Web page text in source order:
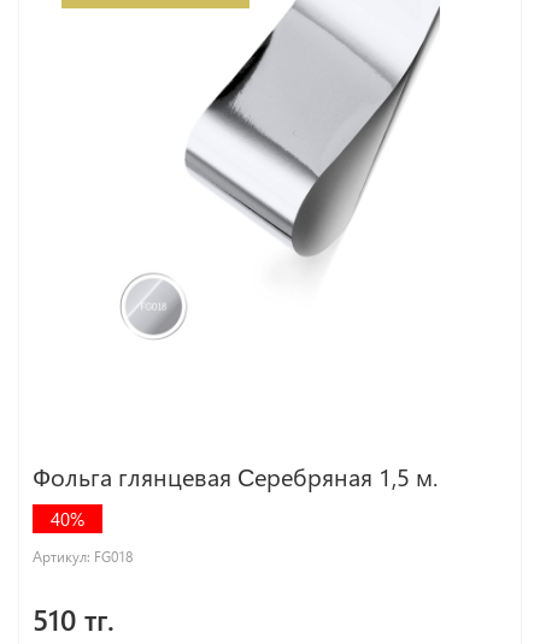
Фольга глянцевая Серебряная 1,5 м.
40%
Артикул: FG018
510 тг.